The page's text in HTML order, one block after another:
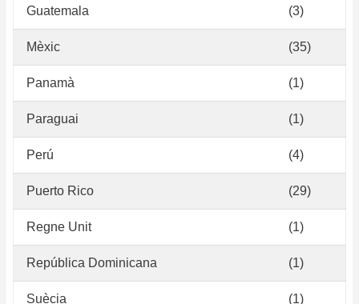
Guatemala (3)
Mèxic (35)
Panamà (1)
Paraguai (1)
Perú (4)
Puerto Rico (29)
Regne Unit (1)
República Dominicana (1)
Suècia (1)